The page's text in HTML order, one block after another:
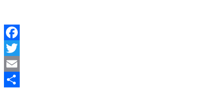
Facebook
Twitter
Email